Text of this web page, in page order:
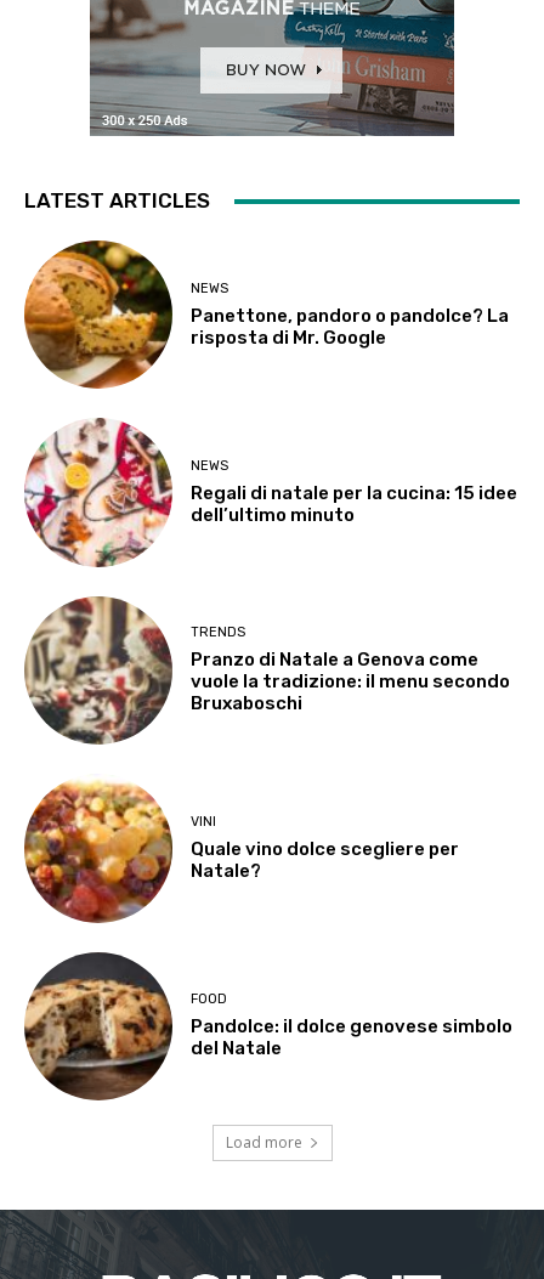
LATEST ARTICLES
NEWS
Panettone, pandoro o pandolce? La
risposta di Mr. Google
NEWS
Regali di natale per la cucina: 15 idee
dell’ultimo minuto
TRENDS
Pranzo di Natale a Genova come
vuole la tradizione: il menu secondo
Bruxaboschi
VINI
Quale vino dolce scegliere per
Natale?
FOOD
Pandolce: il dolce genovese simbolo
del Natale
Load more